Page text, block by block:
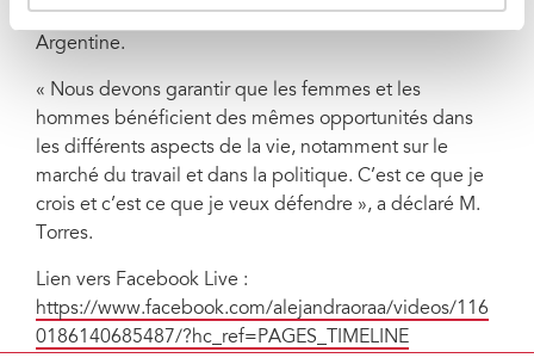
femmes et promouvoir l’égalité des sexes en
Argentine.
« Nous devons garantir que les femmes et les
hommes bénéficient des mêmes opportunités dans
les différents aspects de la vie, notamment sur le
marché du travail et dans la politique. C’est ce que je
crois et c’est ce que je veux défendre », a déclaré M.
Torres.
Lien vers Facebook Live :
https://www.facebook.com/alejandraoraa/videos/116
0186140685487/?hc_ref=PAGES_TIMELINE